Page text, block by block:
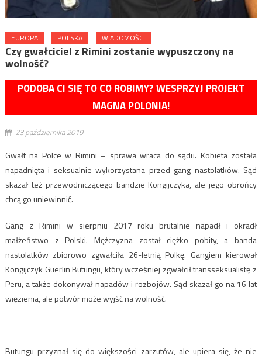
EUROPA POLSKA WIADOMOŚCI
Czy gwałciciel z Rimini zostanie wypuszczony na
wolność?
PODOBA CI SIĘ TO CO ROBIMY? WESPRZYJ PROJEKT
MAGNA POLONIA!
23 października 2019
Gwałt na Polce w Rimini – sprawa wraca do sądu. Kobieta została
napadnięta i seksualnie wykorzystana przed gang nastolatków. Sąd
skazał też przewodniczącego bandzie Kongijczyka, ale jego obrońcy
chcą go uniewinnić.
Gang z Rimini w sierpniu 2017 roku brutalnie napadł i okradł
małżeństwo z Polski. Mężczyzna został ciężko pobity, a banda
nastolatków zbiorowo zgwałciła 26-letnią Polkę. Gangiem kierował
Kongijczyk Guerlin Butungu, który wcześniej zgwałcił transseksualistę z
Peru, a także dokonywał napadów i rozbojów. Sąd skazał go na 16 lat
więzienia, ale potwór może wyjść na wolność.
Butungu przyznał się do większości zarzutów, ale upiera się, że nie